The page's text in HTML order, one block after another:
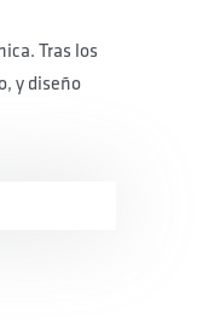
Tras los
y diseño